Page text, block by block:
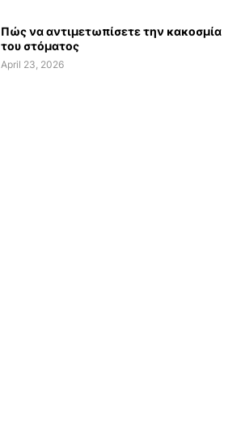
Πώς να αντιμετωπίσετε την κακοσμία
του στόματος
April 23, 2026